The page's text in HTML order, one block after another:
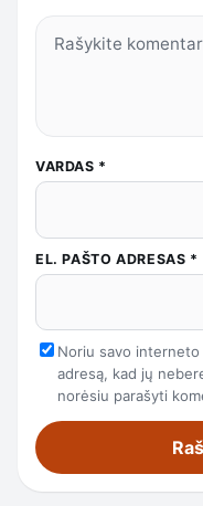
VARDAS *
EL. PAŠTO ADRESAS *
Noriu savo
adresą, kad jų
norėsiu parašyti